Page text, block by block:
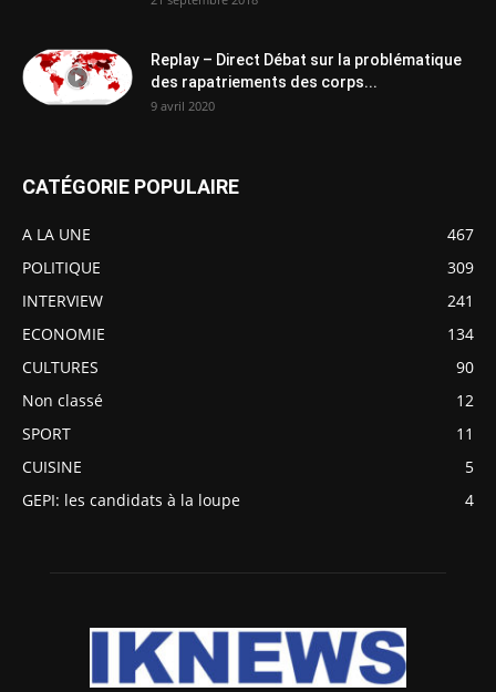
Replay – Direct Débat sur la problématique
des rapatriements des corps...
9 avril 2020
CATÉGORIE POPULAIRE
A LA UNE
467
POLITIQUE
309
INTERVIEW
241
ECONOMIE
134
CULTURES
90
Non classé
12
SPORT
11
CUISINE
5
GEPI: les candidats à la loupe
4